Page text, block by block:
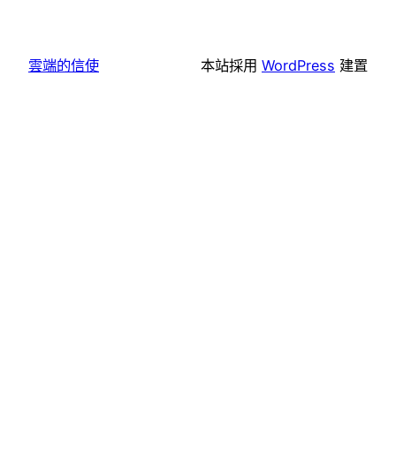
雲端的信使 本站採用 WordPress 建置